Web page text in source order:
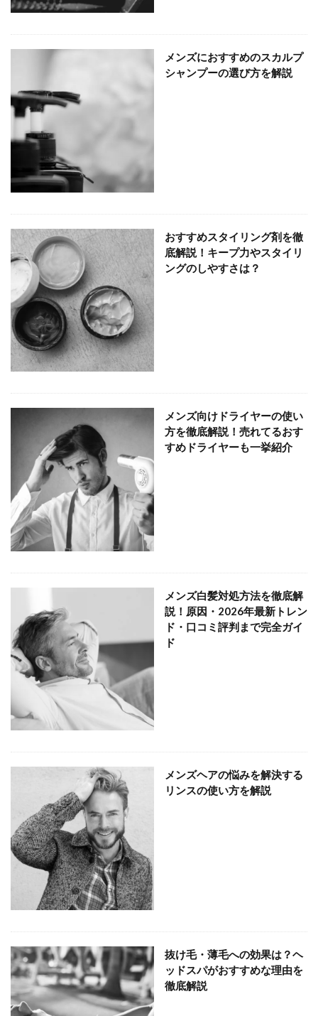
メンズにおすすめのスカルプ
シャンプーの選び方を解説
おすすめスタイリング剤を徹
底解説！キープ力やスタイリ
ングのしやすさは？
メンズ向けドライヤーの使い
方を徹底解説！売れてるおす
すめドライヤーも一挙紹介
メンズ白髪対処方法を徹底解
説！原因・2026年最新トレン
ド・口コミ評判まで完全ガイ
ド
メンズヘアの悩みを解決する
リンスの使い方を解説
抜け毛・薄毛への効果は？ヘ
ッドスパがおすすめな理由を
徹底解説